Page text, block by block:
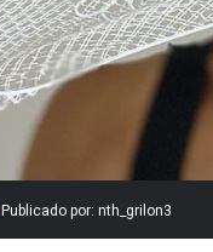
Publicado por: nth_grilon3